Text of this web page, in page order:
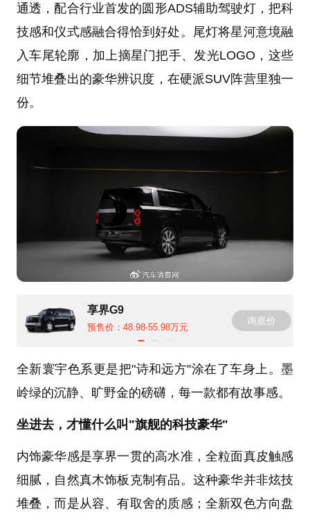
通透，配合行业首发的圆形ADS辅助驾驶灯，把科
技感和仪式感融合得恰到好处。尾灯将星河意境融
入车尾轮廓，加上摘星门把手、发光LOGO，这些
细节堆叠出的豪华辨识度，在硬派SUV阵营里独一
份。
享界G9
预售价：48.98-55.98万元
询底价
全新寰宇色系更是把"诗和远方"涂在了车身上。墨
岭绿的沉静、旷野金的磅礴，每一款都有故事感。
坐进去，才懂什么叫"旗舰的科技豪华"
内饰豪华感是享界一贯的高水准，全粒面真皮触感
细腻，自然真木饰板克制有品。这种豪华并非炫技
堆叠，而是从容、有取舍的质感；全新双色方向盘